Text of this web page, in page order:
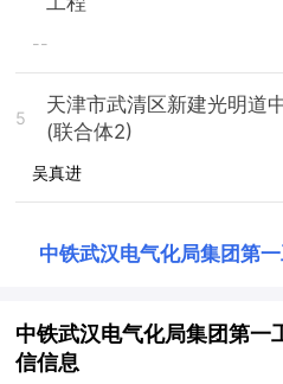
--
5
天津市武清区新建光明道
(联合体2)
吴真进
中铁武汉电气化局集团第
中铁武汉电气化局集团第一
信信息